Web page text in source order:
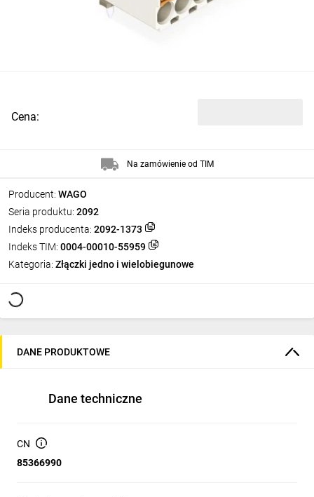
Producent: WAGO
Seria produktu: 2092
Indeks producenta: 2092-1373
Indeks TIM: 0004-00010-55959
Kategoria: Złączki jedno i wielobiegunowe
Cena:
Na zamówienie od TIM
DANE PRODUKTOWE
Dane techniczne
CN
85366990